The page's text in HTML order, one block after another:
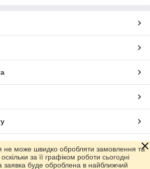
Prom.ua
не може швидко обробляти замовлення та
за її графіком роботи сьогодні
заявка буде оброблена в найближчий